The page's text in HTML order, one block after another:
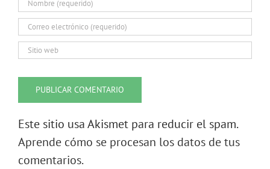
Este sitio usa Akismet para reducir el spam.
Aprende cómo se procesan los datos de tus
comentarios.